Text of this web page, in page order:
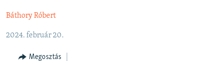
tartalomjegyzékre
ELEMZŐ
NER15
SZABADON
Báthory Róbert
2024. február 20.
Megosztás